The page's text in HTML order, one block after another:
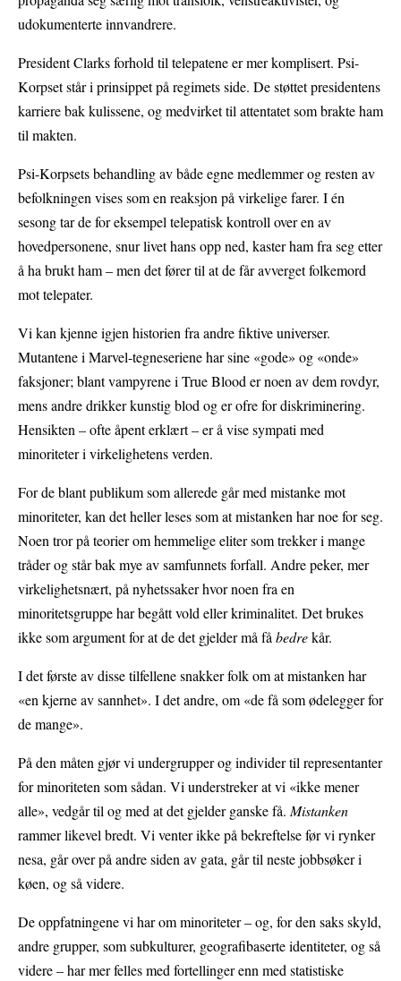
udokumenterte innvandrere.
President Clarks forhold til telepatene er mer komplisert. Psi-
Korpset står i prinsippet på regimets side. De støttet presidentens
karriere bak kulissene, og medvirket til attentatet som brakte ham
til makten.
Psi-Korpsets behandling av både egne medlemmer og resten av
befolkningen vises som en reaksjon på virkelige farer. I én
sesong tar de for eksempel telepatisk kontroll over en av
hovedpersonene, snur livet hans opp ned, kaster ham fra seg etter
å ha brukt ham – men det fører til at de får avverget folkemord
mot telepater.
Vi kan kjenne igjen historien fra andre fiktive universer.
Mutantene i Marvel-tegneseriene har sine «gode» og «onde»
faksjoner; blant vampyrene i True Blood er noen av dem rovdyr,
mens andre drikker kunstig blod og er ofre for diskriminering.
Hensikten – ofte åpent erklært – er å vise sympati med
minoriteter i virkelighetens verden.
For de blant publikum som allerede går med mistanke mot
minoriteter, kan det heller leses som at mistanken har noe for seg.
Noen tror på teorier om hemmelige eliter som trekker i mange
tråder og står bak mye av samfunnets forfall. Andre peker, mer
virkelighetsnært, på nyhetssaker hvor noen fra en
minoritetsgruppe har begått vold eller kriminalitet. Det brukes
ikke som argument for at de det gjelder må få bedrekår.
I det første av disse tilfellene snakker folk om at mistanken har
«en kjerne av sannhet». I det andre, om «de få som ødelegger for
de mange».
På den måten gjør vi undergrupper og individer til representanter
for minoriteten som sådan. Vi understreker at vi «ikke mener
alle», vedgår til og med at det gjelder ganske få. Mistanken
rammer likevel bredt. Vi venter ikke på bekreftelse før vi rynker
nesa, går over på andre siden av gata, går til neste jobbsøker i
køen, og så videre.
De oppfatningene vi har om minoriteter – og, for den saks skyld,
andre grupper, som subkulturer, geografibaserte identiteter, og så
videre – har mer felles med fortellinger enn med statistiske